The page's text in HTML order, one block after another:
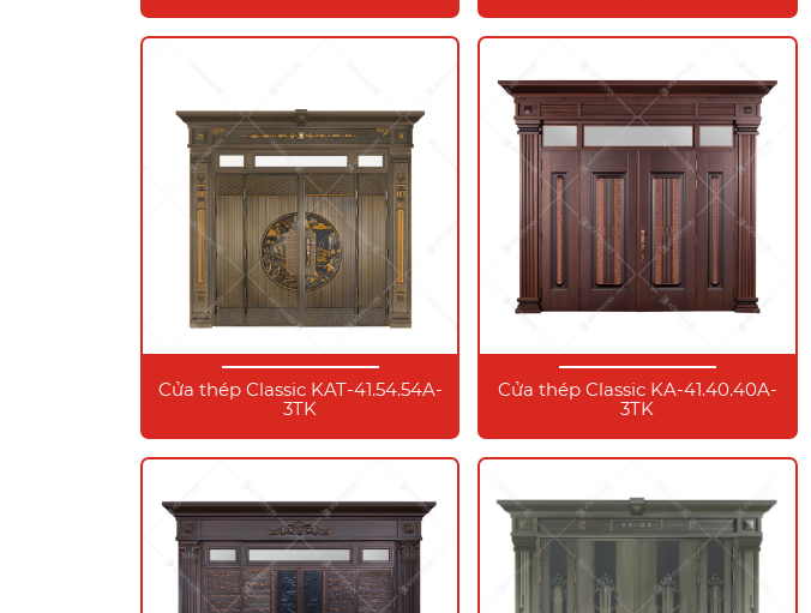
Cửa thép Classic KAT-41.54.54A-
3TK
Cửa thép Classic KA-41.40.40A-
3TK